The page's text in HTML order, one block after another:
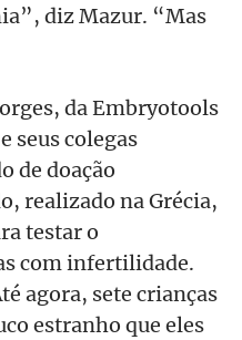
diz Mazur. “Mas
da Embryotools
seus colegas
de doação
realizado na Grécia,
testar o
com infertilidade.
agora, sete crianças
estranho que eles